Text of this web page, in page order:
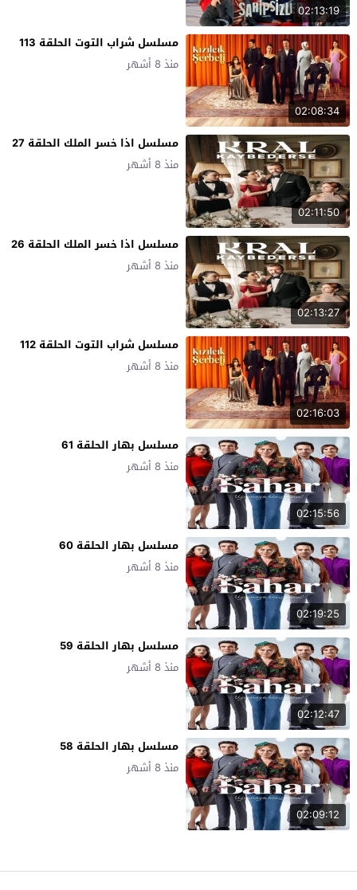
02:13:19
02:08:34
مسلسل شراب التوت الحلقة 113
منذ 8 أشهر
02:11:50
مسلسل اذا خسر الملك الحلقة 27
منذ 8 أشهر
02:13:27
مسلسل اذا خسر الملك الحلقة 26
منذ 8 أشهر
02:16:03
مسلسل شراب التوت الحلقة 112
منذ 8 أشهر
02:15:56
مسلسل بهار الحلقة 61
منذ 8 أشهر
02:19:25
مسلسل بهار الحلقة 60
منذ 8 أشهر
02:12:47
مسلسل بهار الحلقة 59
منذ 8 أشهر
02:09:12
مسلسل بهار الحلقة 58
منذ 8 أشهر